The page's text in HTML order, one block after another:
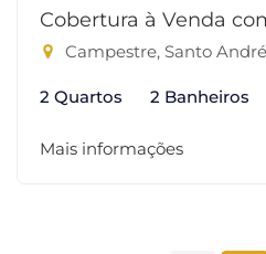
Cobertura à Venda
Campestre, Santo
2 Quartos 2 Banheiros
Mais informações